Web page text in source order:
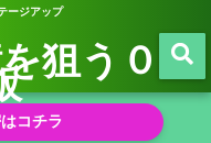
ージアップ
狙う０
コチラ